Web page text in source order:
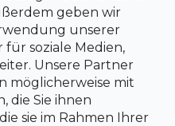
geben wir
unserer
soziale Medien,
Unsere Partner
möglicherweise mit
die Sie ihnen
sie im Rahmen Ihrer